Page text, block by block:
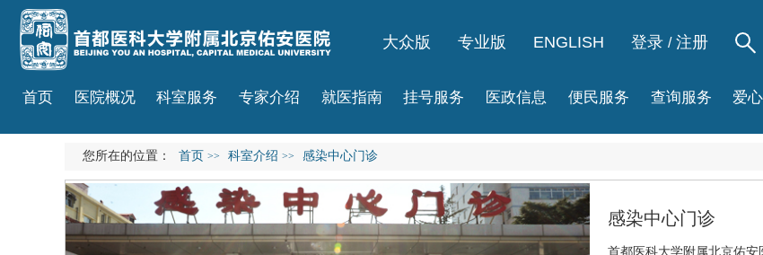
大众版 专业版 ENGLISH 登录 / 注册
首页 医院概况 科室服务 专家介绍 就医指南 挂号服务 医政信息 便民服务 查询服务 爱
您所在的位置： 首页 >> 科室介绍 >> 感染中心门诊
感染中心门诊
首都医科大学附属北京佑安